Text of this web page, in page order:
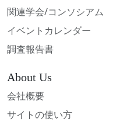
関連学会/コンソシアム
イベントカレンダー
調査報告書
About Us
会社概要
サイトの使い方